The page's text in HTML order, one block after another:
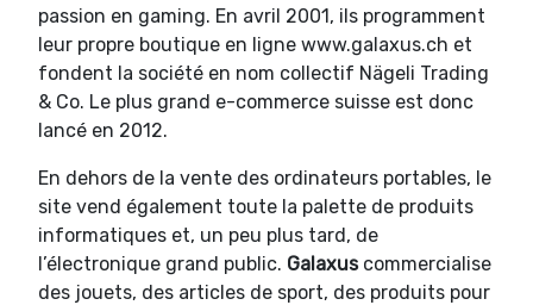
passion en gaming. En avril 2001, ils programment
leur propre boutique en ligne www.galaxus.ch et
fondent la société en nom collectif Nägeli Trading
& Co. Le plus grand e-commerce suisse est donc
lancé en 2012.
En dehors de la vente des ordinateurs portables, le
site vend également toute la palette de produits
informatiques et, un peu plus tard, de
l’électronique grand public. Galaxus commercialise
des jouets, des articles de sport, des produits pour